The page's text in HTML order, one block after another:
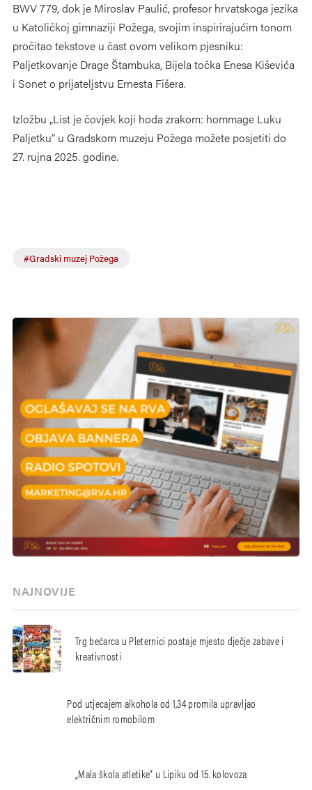
BWV 779, dok je Miroslav Paulić, profesor hrvatskoga jezika
u Katoličkoj gimnaziji Požega, svojim inspirirajućim tonom
pročitao tekstove u čast ovom velikom pjesniku:
Paljetkovanje Drage Štambuka, Bijela točka Enesa Kiševića
i Sonet o prijateljstvu Ernesta Fišera.
Izložbu „List je čovjek koji hoda zrakom: hommage Luku
Paljetku“ u Gradskom muzeju Požega možete posjetiti do
27. rujna 2025. godine.
#Gradski muzej Požega
NAJNOVIJE
Trg bećarca u Pleternici postaje mjesto dječje zabave i
kreativnosti
Pod utjecajem alkohola od 1,34 promila upravljao
električnim romobilom
„Mala škola atletike“ u Lipiku od 15. kolovoza